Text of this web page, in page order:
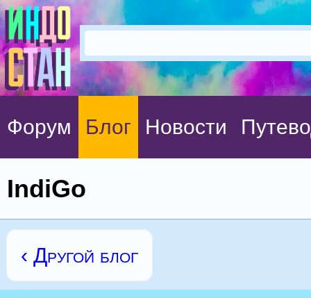
Форум Блог Новости
IndiGo
‹ Другой блог